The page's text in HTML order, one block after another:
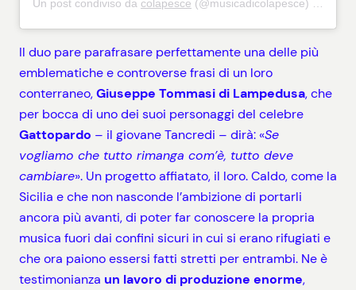
Un post condiviso da colapesce (@musicadicolapesce) in data:
Il duo pare parafrasare perfettamente una delle più
emblematiche e controverse frasi di un loro
conterraneo,Giuseppe Tommasi di Lampedusa, che
per bocca di uno dei suoi personaggi del celebre
Gattopardo – il giovane Tancredi – dirà: «Se
vogliamo che tutto rimanga com’è, tutto deve
cambiare». Un progetto affiatato, il loro. Caldo, come la
Sicilia e che non nasconde l’ambizione di portarli
ancora più avanti, di poter far conoscere la propria
musica fuori dai confini sicuri in cui si erano rifugiati e
che ora paiono essersi fatti stretti per entrambi. Ne è
testimonianza un lavoro di produzione enorme,